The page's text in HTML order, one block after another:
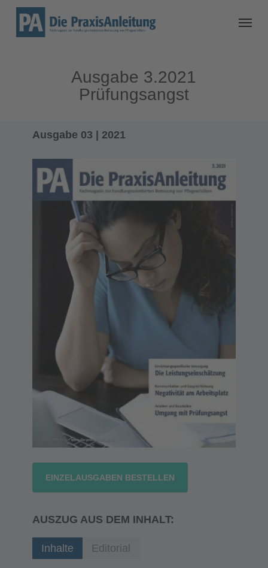
Ausgabe 3.2021
Prüfungsangst
Ausgabe 03 | 2021
EINZELAUSGABEN BESTELLEN
AUSZUG AUS DEM INHALT:
Inhalte Editorial